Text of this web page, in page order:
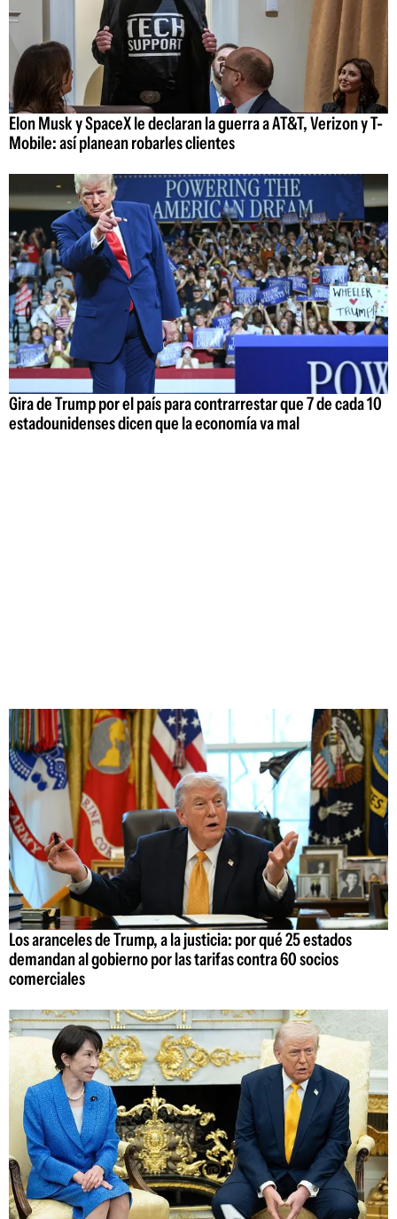
Elon Musk y SpaceX le declaran la guerra a AT&T, Verizon y T-
Mobile: así planean robarles clientes
Gira de Trump por el país para contrarrestar que 7 de cada 10
estadounidenses dicen que la economía va mal
Los aranceles de Trump, a la justicia: por qué 25 estados
demandan al gobierno por las tarifas contra 60 socios
comerciales